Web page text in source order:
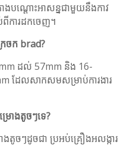
ងបណ្តោះអាសន្នជាមួយនឹងកាវ
ការដកចេញ។
ចក brad?
ដល់ 57mm និង 16-
ដែលសាកសមសម្រាប់ការងារ
រោងតូចៗទេ?
តូចៗដូចជា ប្រអប់គ្រឿងអលង្ការ